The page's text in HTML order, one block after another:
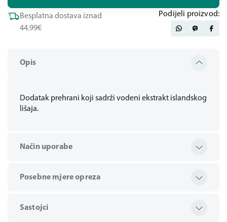
Opis
Dodatak prehrani koji sadrži vodeni ekstrakt islandskog
lišaja.
Način uporabe
Posebne mjere opreza
Sastojci
Besplatna dostava iznad
44.99€
Podijeli proizvod: